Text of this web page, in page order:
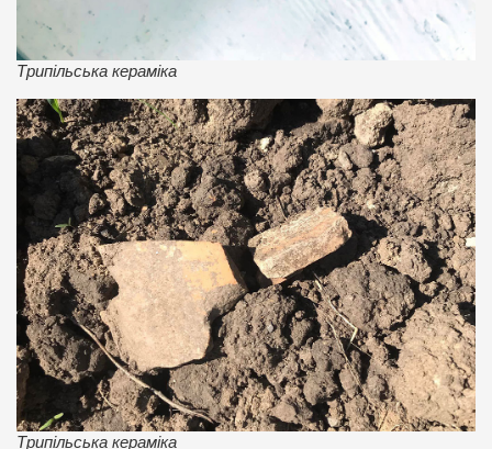
Трипільська кераміка
Трипільська кераміка